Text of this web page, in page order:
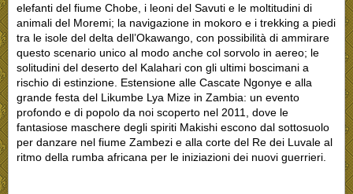
elefanti del fiume Chobe, i leoni del Savuti e le moltitudini di
animali del Moremi; la navigazione in mokoro e i trekking a piedi
tra le isole del delta dell’Okawango, con possibilità di ammirare
questo scenario unico al modo anche col sorvolo in aereo; le
solitudini del deserto del Kalahari con gli ultimi boscimani a
rischio di estinzione. Estensione alle Cascate Ngonye e alla
grande festa del Likumbe Lya Mize in Zambia: un evento
profondo e di popolo da noi scoperto nel 2011, dove le
fantasiose maschere degli spiriti Makishi escono dal sottosuolo
per danzare nel fiume Zambezi e alla corte del Re dei Luvale al
ritmo della rumba africana per le iniziazioni dei nuovi guerrieri.